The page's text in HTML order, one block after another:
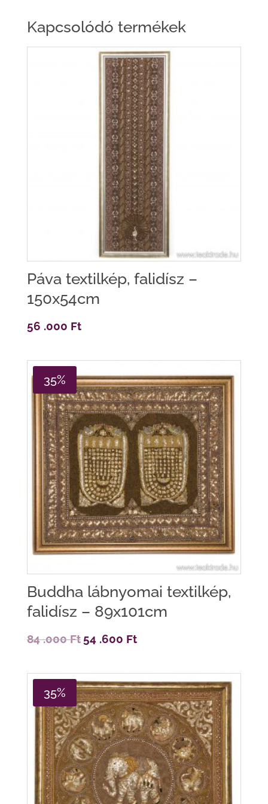
Kapcsolódó termékek
Páva textilkép, falidísz –
150x54cm
56 .000 Ft
35%
Buddha lábnyomai textilkép,
falidísz – 89x101cm
84 .000Ft Original
84
.000 Ft.
54 .600 FtCurrent
54
.600 Ft.
35%